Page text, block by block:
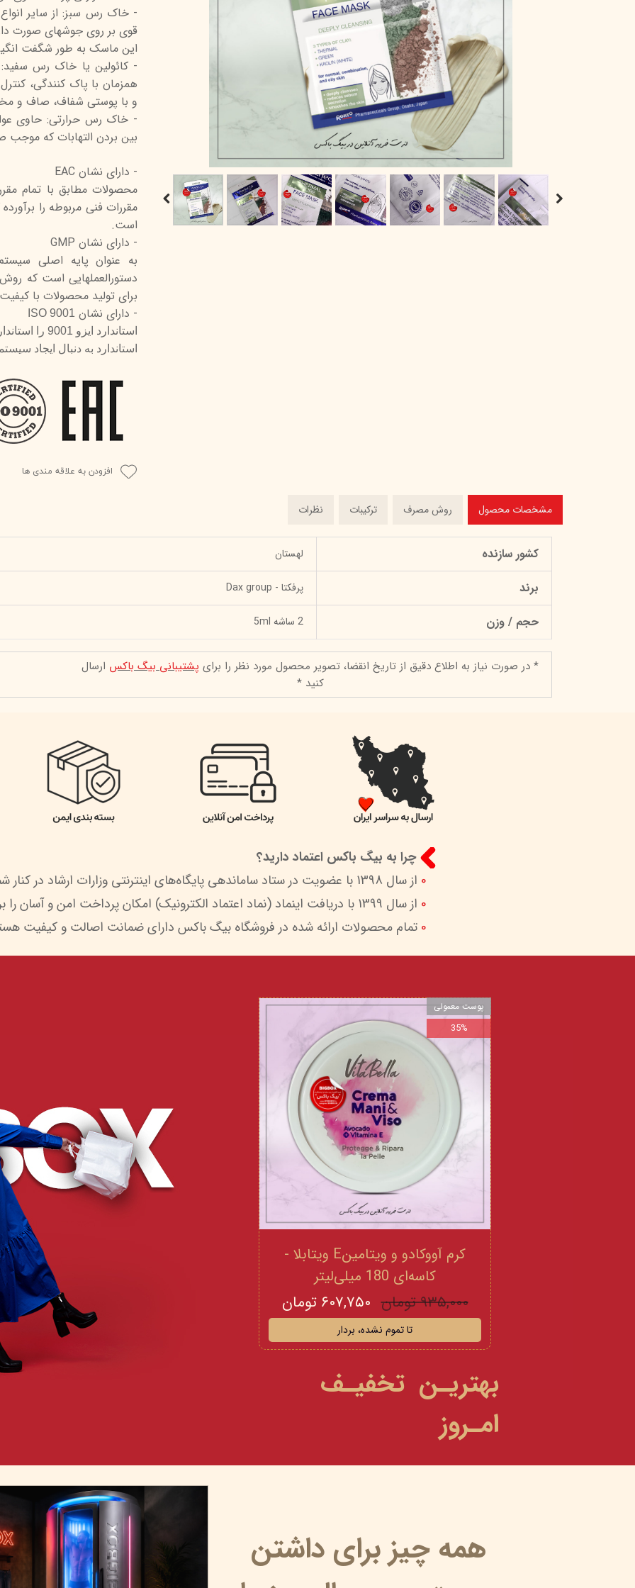
مراقبت چشم
شوینده صورت
ضد جوش و آکنه
ضد قارچ و باکتری
آبرسان و مرطوب کننده
پاک دارو
میکاپ رز
آر یو آکی
شال کوین
دیپ سنس
سون کوئین
لاکچری کوین
- خاک رس سبز: از سایر
قوی بر روی جوشهای صورت
این ماسک به طور شگفت
- کائولین یا خاک رس
همزمان با پاک کنندگی،
و با پوستی شفاف، صاف و
- خاک رس حرارتی: حاوی
بین بردن التهابات که
- دارای نشان EAC
محصولات مطابق با تمام
مقررات فنی مربوطه را
است.
- دارای نشان GMP
به عنوان پایه اصلی
دستورالعملهایی است که روش
برای تولید محصولات با
- دارای نشان ISO 9001
استاندارد
استاندارد به دنبال ایجاد
افزودن به علاقه مندی ها
مشخصات محصول روش مصرف ترکیبات نظرات
کشور سازنده لهستان
برند پرفکتا - Dax group
حجم / وزن 2 ساشه 5ml
* در صورت نیاز به اطلاع دقیق از تاریخ انقضا، تصویر محصول مورد نظر را برای پشتیبانی بیگ باکس ارسال
کنید *
چرا به بیگ باکس اعتماد دارید؟
0 از سال 1398 با عضویت در ستاد ساماندهی پایگاه‌های اینترنتی وزارات ارشاد در کنار شما هستیم.
0 از سال 1399 با دریافت اینماد (نماد اعتماد الکترونیک) امکان پرداخت امن و آسان را برای شما فراهم کردیم.
0 تمام محصولات ارائه شده در فروشگاه بیگ باکس دارای ضمانت اصالت و کیفیت
بهتریـن تخفیـف
امـروز
کرم آووکادو و ویتامینE ویتابلا -
کاسه‌ای 180 میلی‌لیتر
۹۳۵,۰۰۰ تومان ۶۰۷,۷۵۰ تومان
تا تموم نشده، بردار
پوست معمولی
35%
همه چیز برای داشتن